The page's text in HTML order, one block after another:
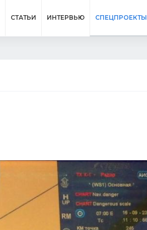
СТАТЬИ ИНТЕРВЬЮ СПЕЦПРОЕКТЫ